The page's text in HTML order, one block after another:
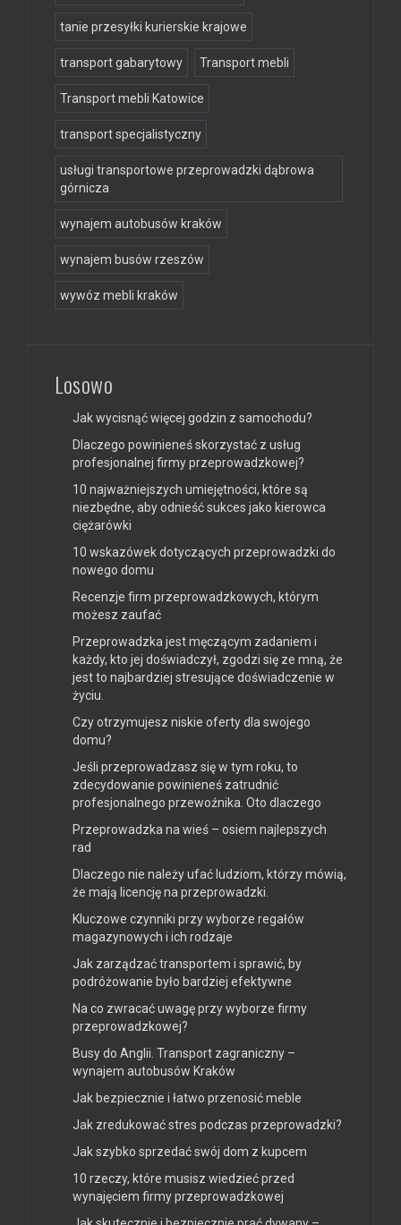
tanie przesyłki kurierskie krajowe
transport gabarytowy Transport mebli
Transport mebli Katowice
transport specjalistyczny
usługi transportowe przeprowadzki dąbrowa
górnicza
wynajem autobusów kraków
wynajem busów rzeszów
wywóz mebli kraków
Losowo
Jak wycisnąć więcej godzin z samochodu?
Dlaczego powinieneś skorzystać z usług
profesjonalnej firmy przeprowadzkowej?
10 najważniejszych umiejętności, które są
niezbędne, aby odnieść sukces jako kierowca
ciężarówki
10 wskazówek dotyczących przeprowadzki do
nowego domu
Recenzje firm przeprowadzkowych, którym
możesz zaufać
Przeprowadzka jest męczącym zadaniem i
każdy, kto jej doświadczył, zgodzi się ze mną, że
jest to najbardziej stresujące doświadczenie w
życiu.
Czy otrzymujesz niskie oferty dla swojego
domu?
Jeśli przeprowadzasz się w tym roku, to
zdecydowanie powinieneś zatrudnić
profesjonalnego przewoźnika. Oto dlaczego
Przeprowadzka na wieś – osiem najlepszych
rad
Dlaczego nie należy ufać ludziom, którzy mówią,
że mają licencję na przeprowadzki.
Kluczowe czynniki przy wyborze regałów
magazynowych i ich rodzaje
Jak zarządzać transportem i sprawić, by
podróżowanie było bardziej efektywne
Na co zwracać uwagę przy wyborze firmy
przeprowadzkowej?
Busy do Anglii. Transport zagraniczny –
wynajem autobusów Kraków
Jak bezpiecznie i łatwo przenosić meble
Jak zredukować stres podczas przeprowadzki?
Jak szybko sprzedać swój dom z kupcem
10 rzeczy, które musisz wiedzieć przed
wynajęciem firmy przeprowadzkowej